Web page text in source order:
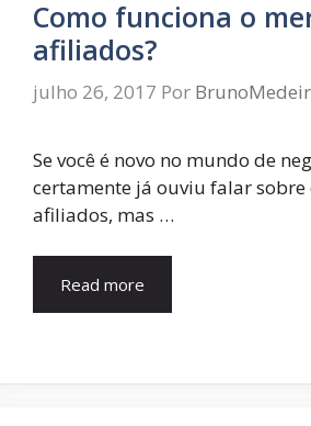
Como funciona o
afiliados?
julho 26, 2017 Por
Se você é novo no mundo de
certamente já ouviu falar sobre
afiliados, mas …
Read more